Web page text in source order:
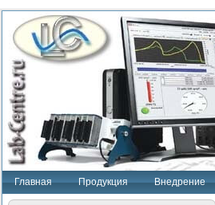
Главная Продукция Внедрение